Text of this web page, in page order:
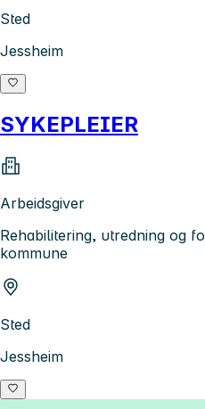
Sted
Jessheim
SYKEPLEIER
Arbeidsgiver
Rehabilitering, utredning og
kommune
Sted
Jessheim